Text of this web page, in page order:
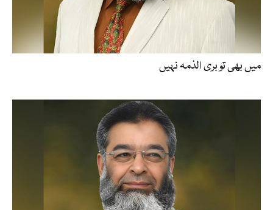
میں بھی تو بری الذمہ نہیں